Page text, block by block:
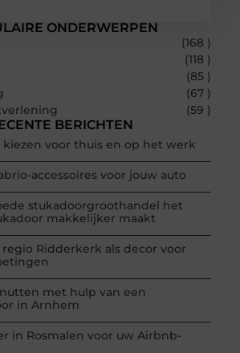
ONDERWERPEN
(168 )
(118 )
(85 )
(67 )
(59 )
BERICHTEN
voor thuis en op het werk
accessoires voor jouw auto
stukadoorgroothandel het
makkelijker maakt
Ridderkerk als decor voor
met hulp van een
in Arnhem
in Rosmalen voor uw Airbnb-